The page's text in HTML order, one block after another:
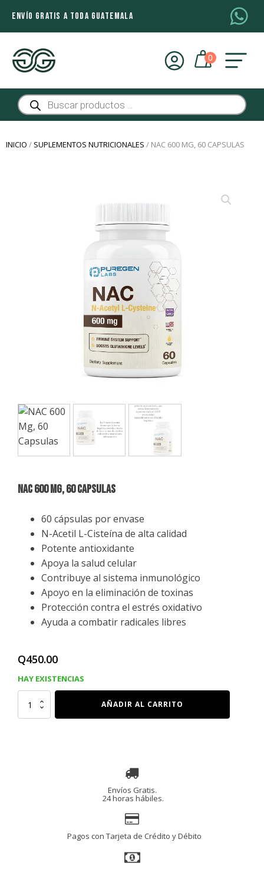
ENVÍO GRATIS A TODA GUATEMALA
Búsqueda
de
productos
INICIO / SUPLEMENTOS NUTRICIONALES / NAC 600 MG, 60 CAPSULAS
NAC 600 Mg, 60 Capsulas
60 cápsulas por envase
N-Acetil L-Cisteína de alta calidad
Potente antioxidante
Apoya la salud celular
Contribuye al sistema inmunológico
Apoyo en la eliminación de toxinas
Protección contra el estrés oxidativo
Ayuda a combatir radicales libres
Q450.00
HAY EXISTENCIAS
600
60
AÑADIR AL CARRITO
Envíos Gratis.
24 horas hábiles.
Pagos con Tarjeta de Crédito y Débito